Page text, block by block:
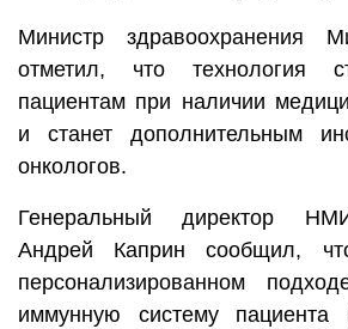
Министр здравоохранения
отметил, что технология
пациентам при наличии
и станет дополнительным
онкологов.
Генеральный директор
Андрей Каприн сообщил,
персонализированном
иммунную систему пациента